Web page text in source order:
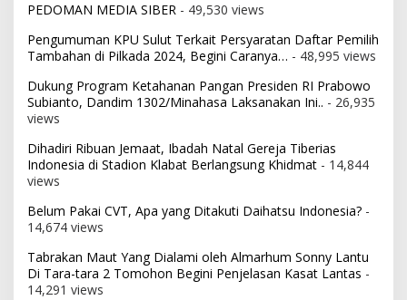
PEDOMAN MEDIA SIBER - 49,530 views
Pengumuman KPU Sulut Terkait Persyaratan Daftar Pemilih
Tambahan di Pilkada 2024, Begini Caranya… - 48,995 views
Dukung Program Ketahanan Pangan Presiden RI Prabowo
Subianto, Dandim 1302/Minahasa Laksanakan Ini.. - 26,935
views
Dihadiri Ribuan Jemaat, Ibadah Natal Gereja Tiberias
Indonesia di Stadion Klabat Berlangsung Khidmat - 14,844
views
Belum Pakai CVT, Apa yang Ditakuti Daihatsu Indonesia? -
14,674 views
Tabrakan Maut Yang Dialami oleh Almarhum Sonny Lantu
Di Tara-tara 2 Tomohon Begini Penjelasan Kasat Lantas -
14,291 views